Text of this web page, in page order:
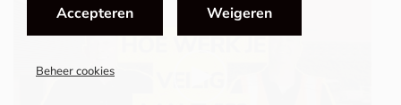
Accepteren Weigeren
Beheer cookies